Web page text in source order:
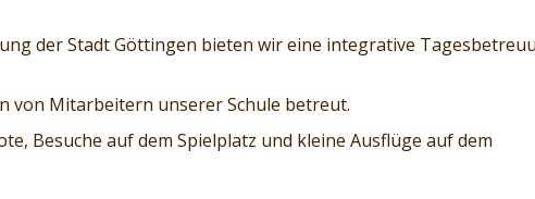
der Stadt Göttingen bieten wir eine integrative
von Mitarbeitern unserer Schule betreut.
Besuche auf dem Spielplatz und kleine Ausflüge auf dem